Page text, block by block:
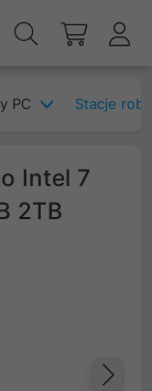
PC Stacje
Intel 7
2TB